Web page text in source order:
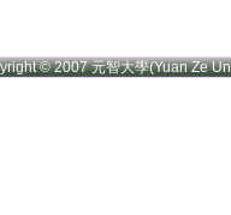
© 2007 元智大學(Yuan Ze